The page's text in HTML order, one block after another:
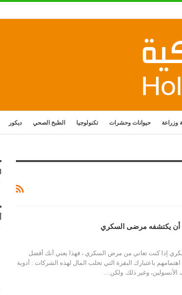
وزراعة حيوانات وحشرات تكنولوجيا الطبخ الصحي ديكور
أن يكتشفه مرضى السكري
إذا كنت تعاني من مرض السكري ، فهذا يعني أنك أفضل
باعتبارك البقرة التي تحلب المال لهذه الشركات : أدوية
وغير ذلك. ولكن